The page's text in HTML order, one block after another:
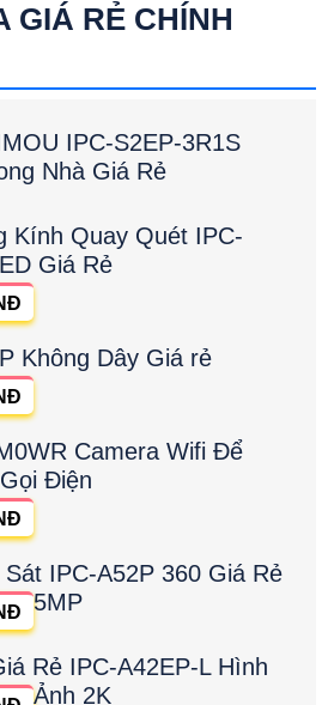
GIÁ RẺ CHÍNH
IPC-S2EP-3R1S
Nhà Giá Rẻ
Kính Quay Quét IPC-
Giá Rẻ
Không Dây Giá rẻ
Camera Wifi Để
Điện
IPC-A52P 360 Giá Rẻ
5MP
Rẻ IPC-A42EP-L Hình
Ảnh 2K